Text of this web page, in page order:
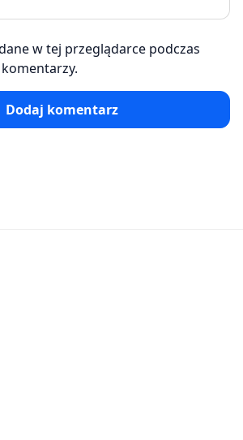
w tej przeglądarce podczas
Dodaj komentarz